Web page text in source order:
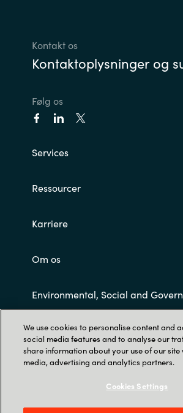
Kontakt os
Kontaktoplysninger og
Følg os
Services
Ressourcer
Karriere
Om os
Environmental, Social and
Customer Terms and Conditions
We use cookies to personalise content and
social media features and to analyse our
share information about your use of our site
media, advertising and analytics partners.
Cookies Settings